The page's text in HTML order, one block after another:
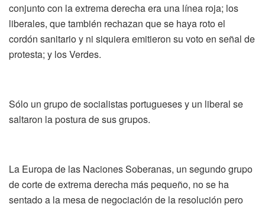
conjunto con la extrema derecha era una línea roja; los
liberales, que también rechazan que se haya roto el
cordón sanitario y ni siquiera emitieron su voto en señal de
protesta; y los Verdes.
Sólo un grupo de socialistas portugueses y un liberal se
saltaron la postura de sus grupos.
La Europa de las Naciones Soberanas, un segundo grupo
de corte de extrema derecha más pequeño, no se ha
sentado a la mesa de negociación de la resolución pero